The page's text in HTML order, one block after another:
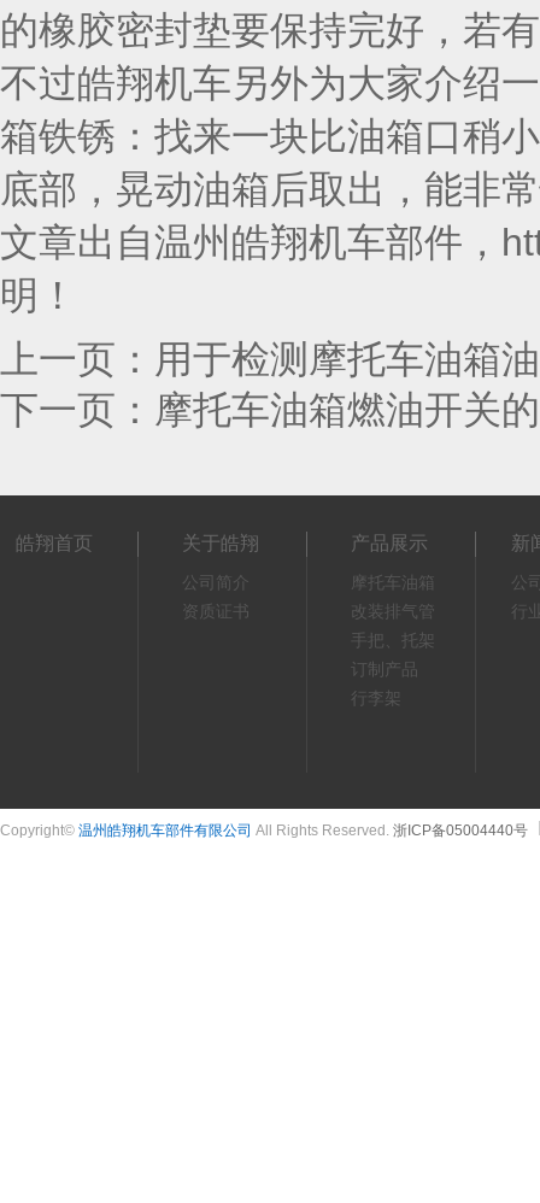
的橡胶密封垫要保持完好，若
不过皓翔机车另外为大家介绍
箱铁锈：找来一块比油箱口稍
底部，晃动油箱后取出，能非
文章出自温州皓翔机车部件，
明！
上一页： 用于检测摩托车油箱
下一页： 摩托车油箱燃油开关
皓翔首页 关于皓翔
公司简介
资质证书
产品展示
摩托车油箱
改装排气管
手把、托架
订制产品
行李架
新
公
行
Copyright© 温州皓翔机车部件有限公司 All Rights Reserved. 浙ICP备05004440号